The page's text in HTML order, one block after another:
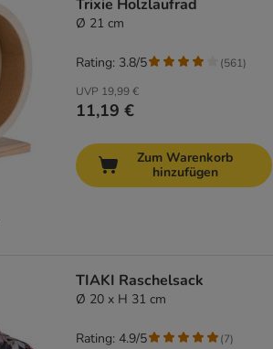
Trixie Holzlaufrad
Ø 21 cm
UVP 19,99 €
11,19 €
Rating: 3.8/5 (561)
Zum Warenkorb
hinzufügen
TIAKI Raschelsack
Ø 20 x H 31 cm
Rating: 4.9/5 (7)